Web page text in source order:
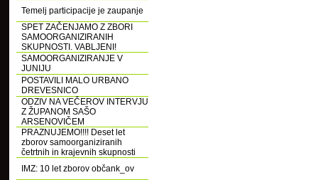
Temelj participacije je zaupanje
SPET ZAČENJAMO Z ZBORI
SAMOORGANIZIRANIH
SKUPNOSTI. VABLJENI!
SAMOORGANIZIRANJE V
JUNIJU
POSTAVILI MALO URBANO
DREVESNICO
ODZIV NA VEČEROV INTERVJU
Z ŽUPANOM SAŠO
ARSENOVIČEM
PRAZNUJEMO!!!! Deset let
zborov samoorganiziranih
četrtnih in krajevnih skupnosti
IMZ: 10 let zborov občank_ov